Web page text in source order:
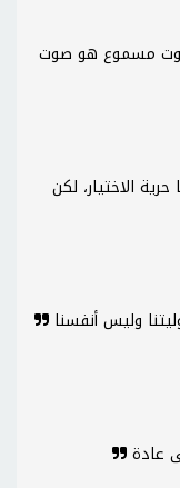
صوت مسموع هو صوت
الاختيار، لكن
وليس أنفسنا
عادة